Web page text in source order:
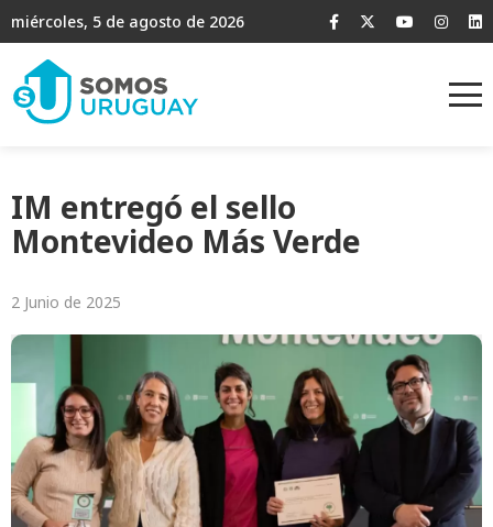
miércoles, 5 de agosto de 2026
IM entregó el sello
Montevideo Más Verde
2 Junio de 2025